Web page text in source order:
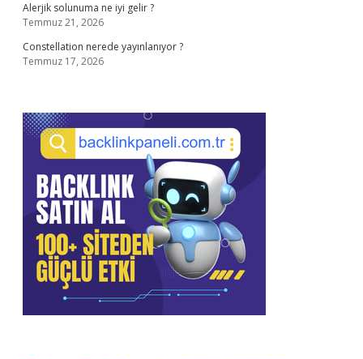
Alerjik solunuma ne iyi gelir ?
Temmuz 21, 2026
Constellation nerede yayınlanıyor ?
Temmuz 17, 2026